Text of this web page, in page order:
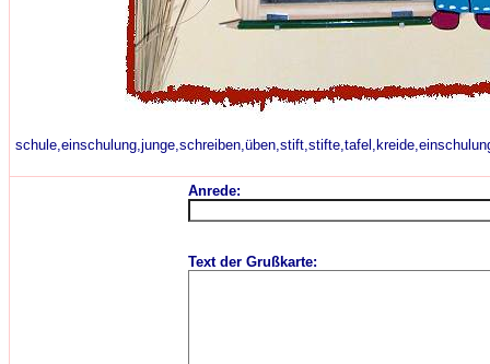
Anrede:
Text der Grußkarte: